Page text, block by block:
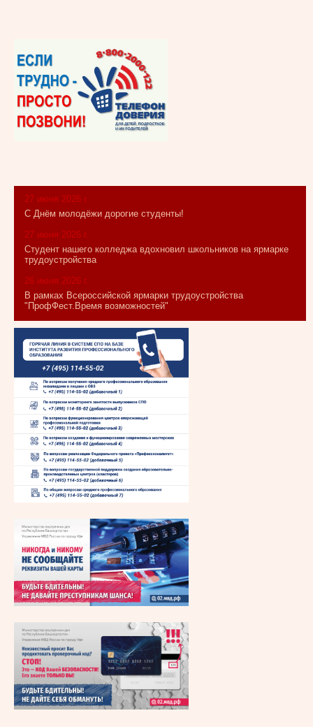
27 июня 2026 г.
С Днём молодёжи дорогие студенты!
27 июня 2026 г.
Студент нашего колледжа вдохновил школьников на ярмарке
трудоустройства
26 июня 2026 г.
В рамках Всероссийской ярмарки трудоустройства
"ПрофФест.Время возможностей"